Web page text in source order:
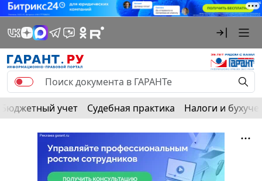
Бюджетный учет Судебная практика Налоги и